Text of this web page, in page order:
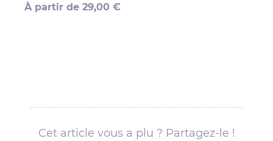
À partir de29,00€
Cet article vous a plu ? Partagez-le !